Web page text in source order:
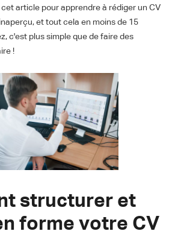
article pour apprendre à rédiger un CV
et tout cela en moins de 15
c'est plus simple que de faire des
!
structurer et
forme votre CV